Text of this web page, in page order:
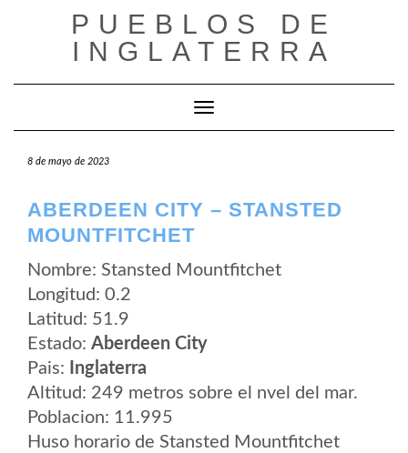
PUEBLOS DE
INGLATERRA
Cambiar modo de navegación
8 de mayo de 2023
ABERDEEN CITY – STANSTED
MOUNTFITCHET
Nombre: Stansted Mountfitchet
Longitud: 0.2
Latitud: 51.9
Estado: Aberdeen City
Pais:
Inglaterra
Altitud: 249 metros sobre el nvel del mar.
Poblacion: 11.995
Huso horario de Stansted Mountfitchet